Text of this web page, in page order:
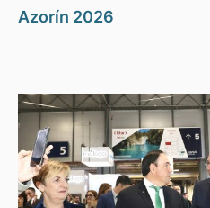
Azorín 2026